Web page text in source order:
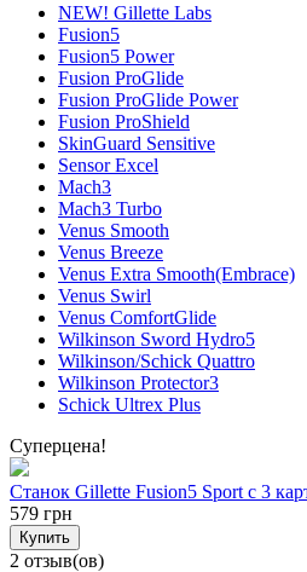
NEW! Gillette Labs
Fusion5
Fusion5 Power
Fusion ProGlide
Fusion ProGlide Power
Fusion ProShield
SkinGuard Sensitive
Sensor Excel
Mach3
Mach3 Turbo
Venus Smooth
Venus Breeze
Venus Extra Smooth(Embrace)
Venus Swirl
Venus ComfortGlide
Wilkinson Sword Hydro5
Wilkinson/Schick Quattro
Wilkinson Protector3
Schick Ultrex Plus
Суперцена!
Станок Gillette Fusion5 Sport с 3
579 грн
Купить
2 отзыв(ов)